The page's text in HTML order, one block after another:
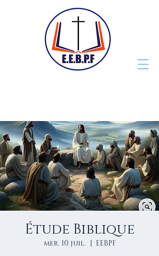
Étude Biblique
mer. 10 juil.
  |
EEBPF